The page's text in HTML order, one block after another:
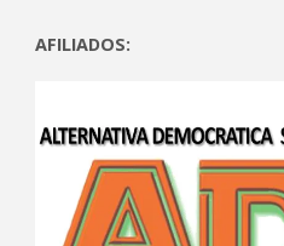
AFILIADOS: